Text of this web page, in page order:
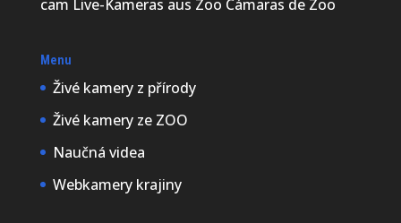
cam Live-Kameras aus Zoo Cámaras de Zoo
Menu
Živé kamery z přírody
Živé kamery ze ZOO
Naučná videa
Webkamery krajiny